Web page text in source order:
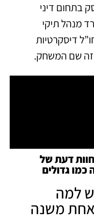
בתחום דיני
מנהל תיקי
דיסקרטיות
זה שם המשחק.
וחוות דעת של
גדולים
למה
אחת משנה